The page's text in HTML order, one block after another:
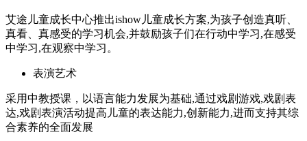
艾途儿童成长中心推出ishow儿童成长方案,为孩子创造真听、
真看、真感受的学习机会,并鼓励孩子们在行动中学习,在感受
中学习,在观察中学习。
表演艺术
采用中教授课，以语言能力发展为基础,通过戏剧游戏,戏剧表
达,戏剧表演活动提高儿童的表达能力,创新能力,进而支持其综
合素养的全面发展